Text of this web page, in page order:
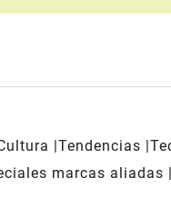
Tendencias
marcas aliadas